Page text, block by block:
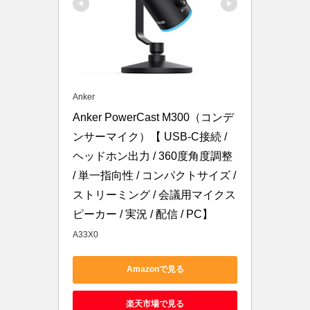
Anker
Anker PowerCast M300（コンデ
ンサーマイク）【 USB-C接続 /
ヘッドホン出力 / 360度角度調整
/ 単一指向性 / コンパクトサイズ /
ストリーミング / 会議用マイクス
ピーカー / 実況 / 配信 / PC】
A33X0
Amazonで見る
楽天市場で見る